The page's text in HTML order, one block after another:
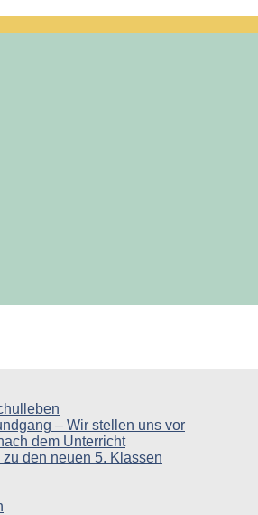
– Wir stellen uns vor
dem Unterricht
den neuen 5. Klassen